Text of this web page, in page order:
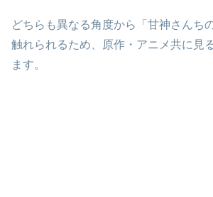
どちらも異なる角度から「甘神さんち
触れられるため、原作・アニメ共に見
ます。